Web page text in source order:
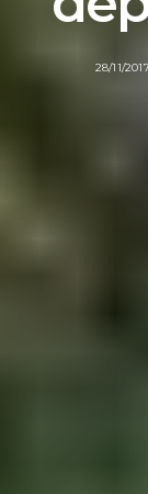
28/11/2017